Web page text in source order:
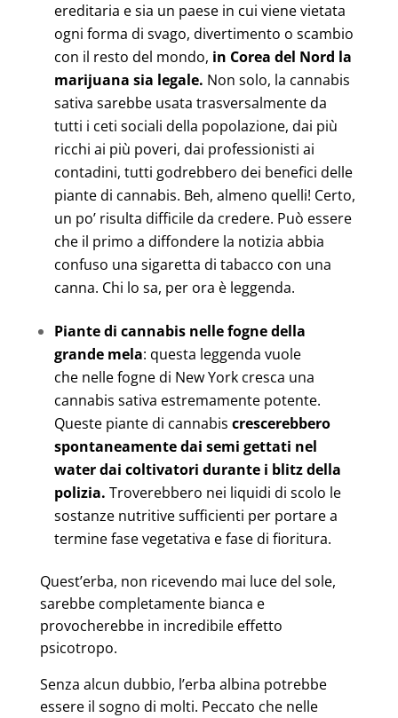
ereditaria e sia un paese in cui viene vietata
ogni forma di svago, divertimento o scambio
con il resto del mondo, in Corea del Nord la
marijuana sia legale. Non solo, la cannabis
sativa sarebbe usata trasversalmente da
tutti i ceti sociali della popolazione, dai più
ricchi ai più poveri, dai professionisti ai
contadini, tutti godrebbero dei benefici delle
piante di cannabis. Beh, almeno quelli! Certo,
un po’ risulta difficile da credere. Può essere
che il primo a diffondere la notizia abbia
confuso una sigaretta di tabacco con una
canna. Chi lo sa, per ora è leggenda.
Piante di cannabis nelle fogne della
grande mela: questa leggenda vuole
che nelle fogne di New Yorkcresca una
cannabis sativa estremamente potente.
Queste piante di cannabis crescerebbero
spontaneamente dai semi gettati nel
water dai coltivatori durante i blitz della
polizia. Troverebbero nei liquidi di scolo le
sostanze nutritive sufficienti per portare a
termine fase vegetativa e fase di fioritura.
Quest’erba, non ricevendo mai luce del sole,
sarebbe completamente bianca e
provocherebbe in incredibile effetto
psicotropo.
Senza alcun dubbio, l’erba albina potrebbe
essere il sogno di molti. Peccato che nelle